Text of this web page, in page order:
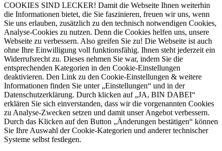
COOKIES SIND LECKER! Damit die Webseite Ihnen weiterhin
die Informationen bietet, die Sie faszinieren, freuen wir uns, wenn
Sie uns erlauben, zusätzlich zu den technisch notwendigen Cookies,
Analyse-Cookies zu nutzen. Denn die Cookies helfen uns, unsere
Webseite zu verbessern. Also greifen Sie zu! Die Webseite ist auch
ohne Ihre Einwilligung voll funktionsfähig. Ihnen steht jederzeit ein
Widerrufsrecht zu. Dieses nehmen Sie war, indem Sie die
entsprechenden Kategorien in den Cookie-Einstellungen
deaktivieren. Den Link zu den Cookie-Einstellungen & weitere
Informationen finden Sie unter „Einstellungen“ und in der
Datenschutzerklärung. Durch klicken auf „JA, BIN DABEI“
erklären Sie sich einverstanden, dass wir die vorgenannten Cookies
zu Analyse-Zwecken setzen und damit unser Angebot verbessern.
Durch das Klicken auf den Button „Änderungen bestätigen“ können
Sie Ihre Auswahl der Cookie-Kategorien und anderer technischer
Systeme selbst festlegen.